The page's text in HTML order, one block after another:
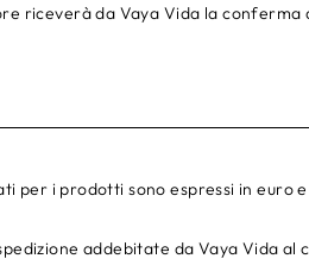
riceverà da Vaya Vida la
per i prodotti sono espressi in euro
addebitate da Vaya Vida